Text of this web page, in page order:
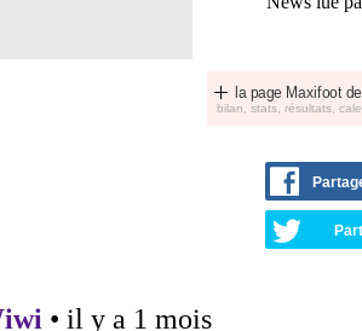
la page Maxifoot
bilan, stats, résultats,